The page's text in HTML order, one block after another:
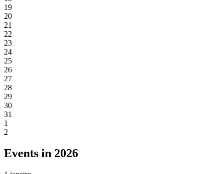
19
20
21
22
23
24
25
26
27
28
29
30
31
1
2
Events in 2026